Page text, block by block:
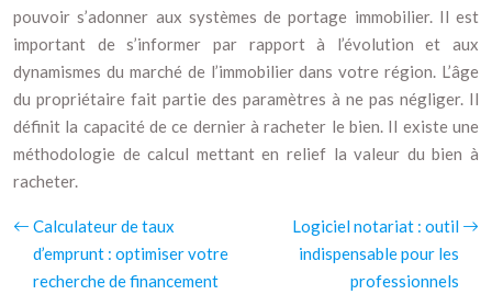
pouvoir s’adonner aux systèmes de portage immobilier. Il est
important de s’informer par rapport à l’évolution et aux
dynamismes du marché de l’immobilier dans votre région. L’âge
du propriétaire fait partie des paramètres à ne pas négliger. Il
définit la capacité de ce dernier à racheter le bien. Il existe une
méthodologie de calcul mettant en relief la valeur du bien à
racheter.
Calculateur de taux
d’emprunt : optimiser votre
recherche de financement
Logiciel notariat : outil
indispensable pour les
professionnels